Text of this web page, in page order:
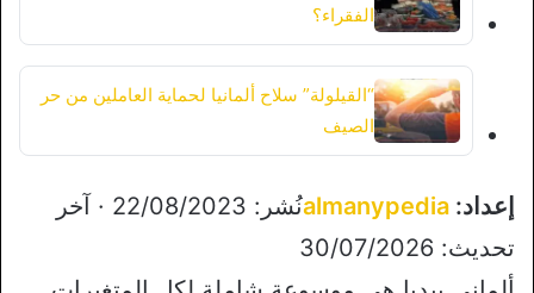
الفقراء؟
“القيلولة” سلاح ألمانيا لحماية العاملين من حر
الصيف
إعداد: almanypedia
نُشر: 22/08/2023 · آخر
تحديث: 30/07/2026